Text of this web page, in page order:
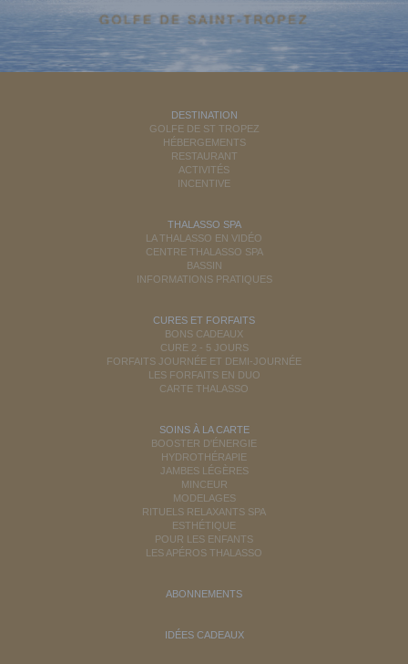
DESTINATION
GOLFE DE ST TROPEZ
HÉBERGEMENTS
RESTAURANT
ACTIVITÉS
INCENTIVE
THALASSO SPA
LA THALASSO EN VIDÉO
CENTRE THALASSO SPA
BASSIN
INFORMATIONS PRATIQUES
CURES ET FORFAITS
BONS CADEAUX
CURE 2 - 5 JOURS
FORFAITS JOURNÉE ET DEMI-JOURNÉE
LES FORFAITS EN DUO
CARTE THALASSO
SOINS À LA CARTE
BOOSTER D'ÉNERGIE
HYDROTHÉRAPIE
JAMBES LÉGÈRES
MINCEUR
MODELAGES
RITUELS RELAXANTS SPA
ESTHÉTIQUE
POUR LES ENFANTS
LES APÉROS THALASSO
ABONNEMENTS
IDÉES CADEAUX